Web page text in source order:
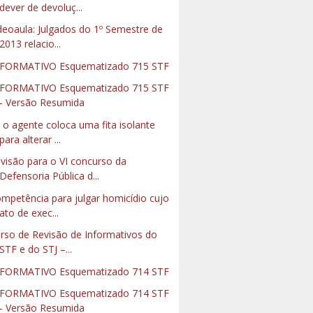
dever de devoluç...
Julgados do 1º Semestre de
2013 relacio...
Esquematizado 715 STF
Esquematizado 715 STF
- Versão Resumida
o agente coloca uma fita isolante
para alterar ...
para o VI concurso da
Defensoria Pública d...
para julgar homicídio cujo
ato de exec...
de Revisão de Informativos do
STF e do STJ –...
Esquematizado 714 STF
Esquematizado 714 STF
- Versão Resumida